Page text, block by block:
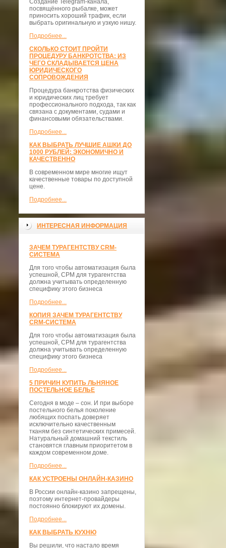
Создание Telegram-канала,
посвящённого рыбалке, может
приносить хороший трафик, если
выбрать оригинальную и узкую нишу.
Подробнее...
СКОЛЬКО СТОИТ ПРОЙТИ
ПРОЦЕДУРУ БАНКРОТСТВА: ИЗ
ЧЕГО СКЛАДЫВАЕТСЯ ЦЕНА
ЮРИДИЧЕСКОГО
СОПРОВОЖДЕНИЯ
Процедура банкротства физических
и юридических лиц требует
профессионального подхода, так как
связана с документами, судами и
финансовыми обязательствами.
Подробнее...
КАК ВЫБРАТЬ ЛУЧШИЕ АШКИ ДО
1000 РУБЛЕЙ: ЭКОНОМИЧНО И
КАЧЕСТВЕННО
В современном мире многие ищут
качественные товары по доступной
цене.
Подробнее...
ИНТЕРЕСНАЯ ИНФОРМАЦИЯ
ЗАЧЕМ ТУРАГЕНТСТВУ CRM-
СИСТЕМА
Для того чтобы автоматизация была
успешной, СРМ для турагентства
должна учитывать определенную
специфику этого бизнеса
Подробнее...
КОПИЯ ЗАЧЕМ ТУРАГЕНТСТВУ
CRM-СИСТЕМА
Для того чтобы автоматизация была
успешной, СРМ для турагентства
должна учитывать определенную
специфику этого бизнеса
Подробнее...
5 ПРИЧИН КУПИТЬ ЛЬНЯНОЕ
ПОСТЕЛЬНОЕ БЕЛЬЕ
Сегодня в моде – сон. И при выборе
постельного белья поколение
любящих поспать доверяет
исключительно качественным
тканям без синтетических примесей.
Натуральный домашний текстиль
становятся главным приоритетом в
каждом современном доме.
Подробнее...
КАК УСТРОЕНЫ ОНЛАЙН-КАЗИНО
В России онлайн-казино запрещены,
поэтому интернет-провайдеры
постоянно блокируют их домены.
Подробнее...
КАК ВЫБРАТЬ КУХНЮ
Вы решили, что настало время